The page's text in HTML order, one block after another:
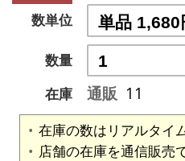
数単位
数量
在庫
通販 11
在庫の数はリアルタイ
店舗の在庫を通信販売